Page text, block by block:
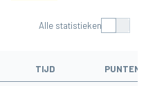
Alle statistieken
TIJD PUNTEN